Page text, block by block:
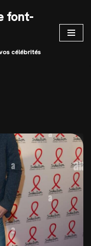
font-
célébrités